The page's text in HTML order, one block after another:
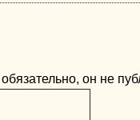
он не